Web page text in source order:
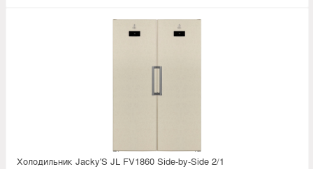
Холодильник Jacky'S JL FV1860 Side-by-Side 2/1